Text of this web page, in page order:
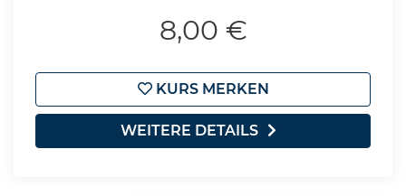
8,00 €
KURS MERKEN
WEITERE DETAILS